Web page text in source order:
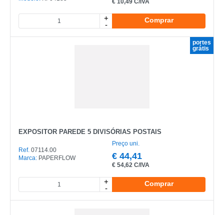
+
-
Comprar
EXPOSITOR PAREDE 5 DIVISÓRIAS POSTAIS
Ref. 07114.00
Marca: PAPERFLOW
Preço uni.
€ 44,41
€ 54,62 C/IVA
+
-
Comprar
portes
grátis